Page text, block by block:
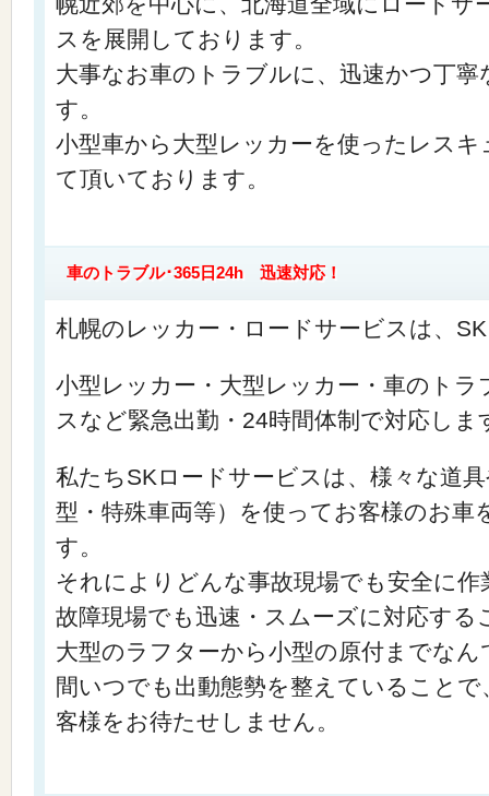
スを展開しております。
大事なお車のトラブルに、迅速かつ丁
す。
小型車から大型レッカーを使ったレス
て頂いております。
車のトラブル･365日24h 迅速対応！
札幌のレッカー・ロードサービスは、
小型レッカー・大型レッカー・車のト
スなど緊急出勤・24時間体制で対応しま
私たちSKロードサービスは、様々な道
型・特殊車両等）を使ってお客様のお
す。
それによりどんな事故現場でも安全に
故障現場でも迅速・スムーズに対応する
大型のラフターから小型の原付までな
間いつでも出動態勢を整えていること
客様をお待たせしません。